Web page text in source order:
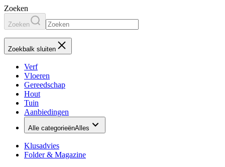
Zoeken
Zoeken
Zoekbalk sluiten
Verf
Vloeren
Gereedschap
Hout
Tuin
Aanbiedingen
Alle categorieënAlles
Klusadvies
Folder & Magazine